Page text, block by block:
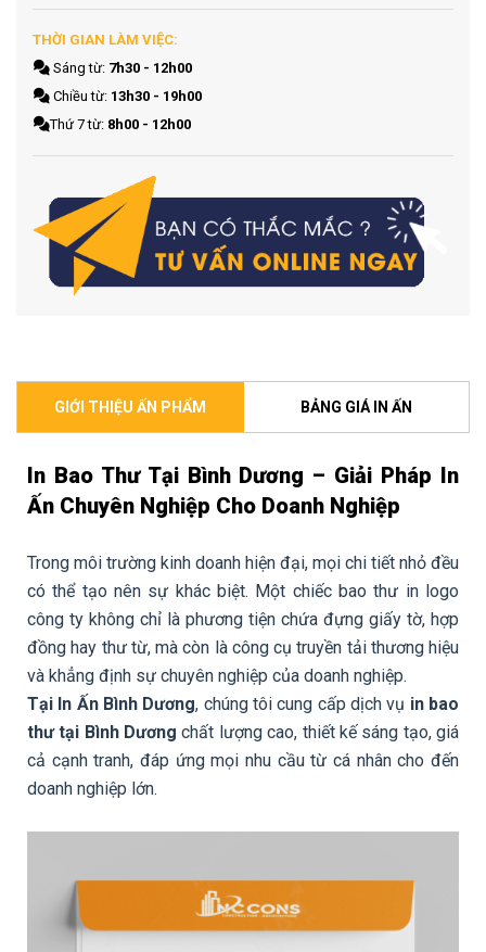
THỜI GIAN LÀM VIỆC:
Sáng từ: 7h30 - 12h00
Chiều từ: 13h30 - 19h00
Thứ 7 từ: 8h00 - 12h00
GIỚI THIỆU ẤN PHẨM BẢNG GIÁ IN ẤN
In Bao Thư Tại Bình Dương – Giải Pháp In
Ấn Chuyên Nghiệp Cho Doanh Nghiệp
Trong môi trường kinh doanh hiện đại, mọi chi tiết nhỏ đều
có thể tạo nên sự khác biệt. Một chiếc bao thư in logo
công ty không chỉ là phương tiện chứa đựng giấy tờ, hợp
đồng hay thư từ, mà còn là công cụ truyền tải thương hiệu
và khẳng định sự chuyên nghiệp của doanh nghiệp.
Tại In Ấn Bình Dương, chúng tôi cung cấp dịch vụ in bao
thư tại Bình Dương chất lượng cao, thiết kế sáng tạo, giá
cả cạnh tranh, đáp ứng mọi nhu cầu từ cá nhân cho đến
doanh nghiệp lớn.